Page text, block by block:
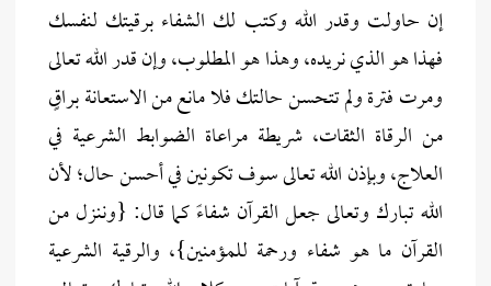
إن حاولت وقدر الله وكتب لك الشفاء برقيتك لنفسك
فهذا هو الذي نريده، وهذا هو المطلوب، وإن قدر الله تعالى
ومرت فترة ولم تتحسن حالتك فلا مانع من الاستعانة براقٍ
من الرقاة الثقات، شريطة مراعاة الضوابط الشرعية في
العلاج، وبإذن الله تعالى سوف تكونين في أحسن حال؛ لأن
الله تبارك وتعالى جعل القرآن شفاءً كما قال: {وننزل من
القرآن ما هو شفاء ورحمة للمؤمنين}، والرقية الشرعية